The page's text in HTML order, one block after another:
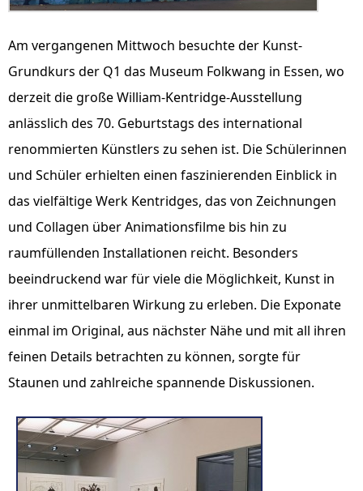
Am vergangenen Mittwoch besuchte der Kunst-
Grundkurs der Q1 das Museum Folkwang in Essen, wo
derzeit die große William-Kentridge-Ausstellung
anlässlich des 70. Geburtstags des international
renommierten Künstlers zu sehen ist. Die Schülerinnen
und Schüler erhielten einen faszinierenden Einblick in
das vielfältige Werk Kentridges, das von Zeichnungen
und Collagen über Animationsfilme bis hin zu
raumfüllenden Installationen reicht. Besonders
beeindruckend war für viele die Möglichkeit, Kunst in
ihrer unmittelbaren Wirkung zu erleben. Die Exponate
einmal im Original, aus nächster Nähe und mit all ihren
feinen Details betrachten zu können, sorgte für
Staunen und zahlreiche spannende Diskussionen.